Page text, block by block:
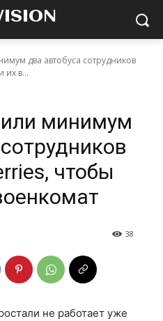
два автобуса сотрудников
их в...
минимум
чтобы
38
не работает уже